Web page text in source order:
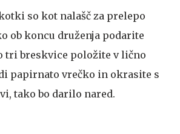
so kot nalašč za prelepo
ob koncu druženja podarite
tri breskvice položite v lično
papirnato vrečko in okrasite s
tako bo darilo nared.